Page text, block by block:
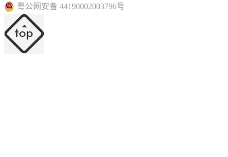
粤公网安备 44190002003796号